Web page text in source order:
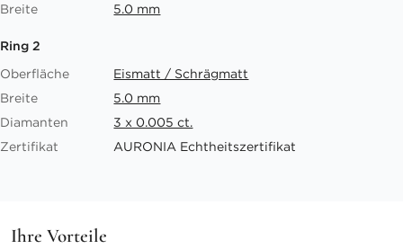
Breite
5.0 mm
Ring 2
Oberfläche
Eismatt / Schrägmatt
Breite
5.0 mm
Diamanten
3 x 0.005 ct.
Zertifikat
AURONIA Echtheitszertifikat
Ihre Vorteile